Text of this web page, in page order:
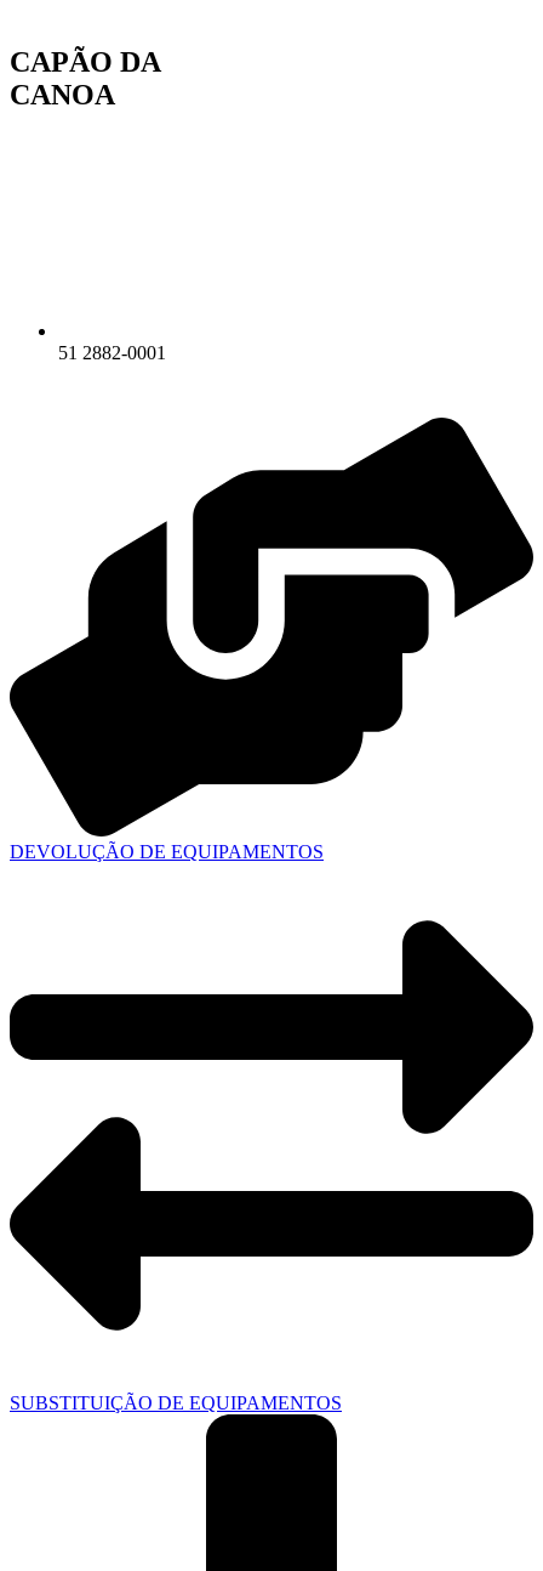
o
conteúdo
CAPÃO DA
CANOA
51 2882-0001
DEVOLUÇÃO DE EQUIPAMENTOS
SUBSTITUIÇÃO DE EQUIPAMENTOS